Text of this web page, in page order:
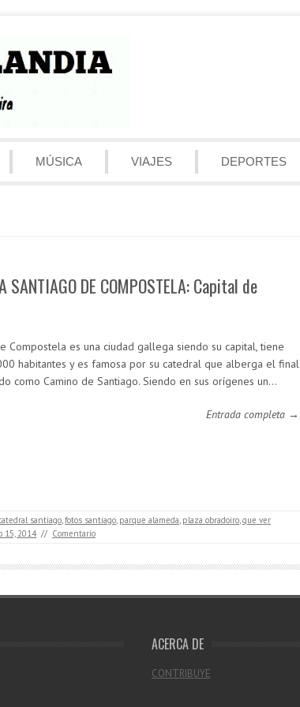
MÚSICA VIAJES DEPORTES
SANTIAGO DE COMPOSTELA: Capital de
Compostela es una ciudad gallega siendo su capital, tiene
habitantes y es famosa por su catedral que alberga el final
como Camino de Santiago. Siendo en sus orígenes un…
Entrada completa →
santiago,fotos santiago, parque alameda, plaza obradoiro,que ver
15, 2014 // Comentario
ACERCA DE
CONTRIBUYE